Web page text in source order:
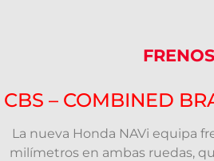
FRENOS
CBS – COMBINED
La nueva Honda NAVi equipa
milímetros en ambas ruedas,